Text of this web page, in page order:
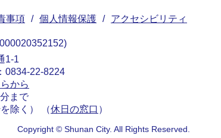
事項 個人情報保護 アクセシビリティ
1-1
0834-22-8224
から
まで
除く） （休日の窓口 ）
Copyright © Shunan City. All Rights Reserved.